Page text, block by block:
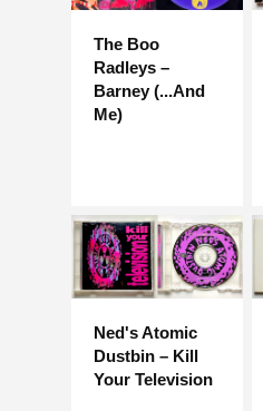
The Boo
Radleys –
Barney (...And
Me)
Ned's Atomic
Dustbin – Kill
Your Television